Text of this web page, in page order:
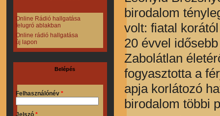
Online Rádió hallgatása
felugró ablakban
Online rádió hallgatása
új lapon
Belépés
Felhasználónév *
Jelszó *
birodalom
volt: fiatal
20 évvel
Zabolátlan
fogyasztotta a
apja korlátozó
birodalom többi